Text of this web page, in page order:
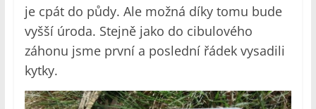
je cpát do půdy. Ale možná díky tomu bude
vyšší úroda. Stejně jako do cibulového
záhonu jsme první a poslední řádek vysadili
kytky.